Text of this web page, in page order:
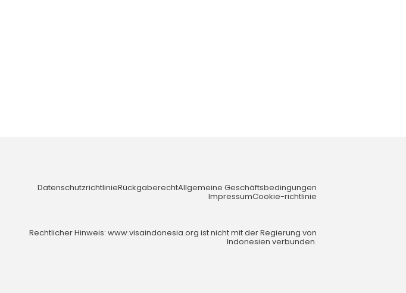
DatenschutzrichtlinieRückgaberechtAllgemeine Geschäftsbedingungen
ImpressumCookie-richtlinie
Rechtlicher Hinweis: www.visaindonesia.org ist nicht mit der Regierung von
Indonesien verbunden.